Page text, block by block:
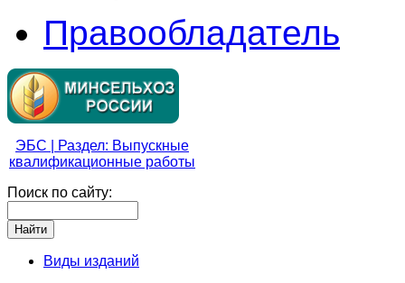
Правообладатель
ЭБС | Раздел: Выпускные
квалификационные работы
Поиск по сайту:
Виды изданий